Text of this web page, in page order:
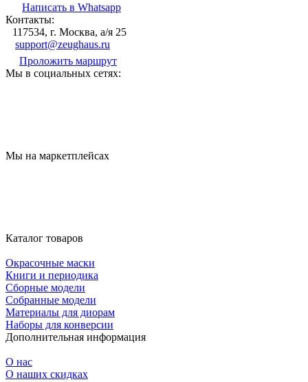
Написать в Whatsapp
Контакты:
117534, г. Москва, а/я 25
support@zeughaus.ru
Проложить маршрут
Мы в социальных сетях:
Мы на маркетплейсах
Каталог товаров
Окрасочные маски
Книги и периодика
Сборные модели
Собранные модели
Материалы для диорам
Наборы для конверсии
Дополнительная информация
О нас
О наших скидках